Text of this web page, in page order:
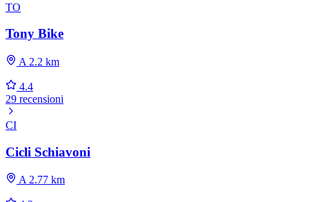
TO
Tony Bike
A 2.2 km
4.4
29 recensioni
CI
Cicli Schiavoni
A 2.77 km